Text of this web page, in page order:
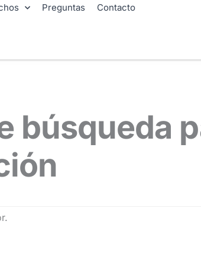
Preguntas Contacto
búsqueda